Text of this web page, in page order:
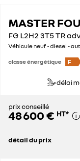
MASTER
FG L2H2 3T5 TR
Véhicule neuf - diesel -
classe énergétique F
délai
prix conseillé
48 600 € HT*
détail du prix